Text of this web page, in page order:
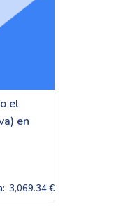
el
en
3,069.34 €